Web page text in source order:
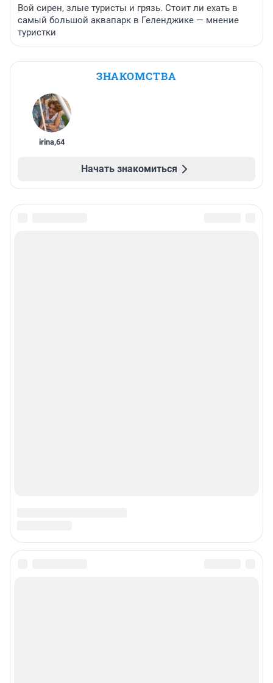
Вой сирен, злые туристы и грязь. Стоит ли ехать в
самый большой аквапарк в Геленджике — мнение
туристки
ЗНАКОМСТВА
irina,64
Начать знакомиться